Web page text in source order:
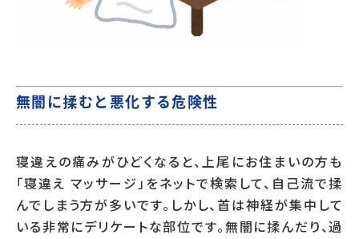
無闇に揉むと悪化する危険性
寝違えの痛みがひどくなると、上尾にお住まいの方も
「寝違え マッサージ」をネットで検索して、自己流で揉
んでしまう方が多いです。しかし、首は神経が集中して
いる非常にデリケートな部位です。無闇に揉んだり、過